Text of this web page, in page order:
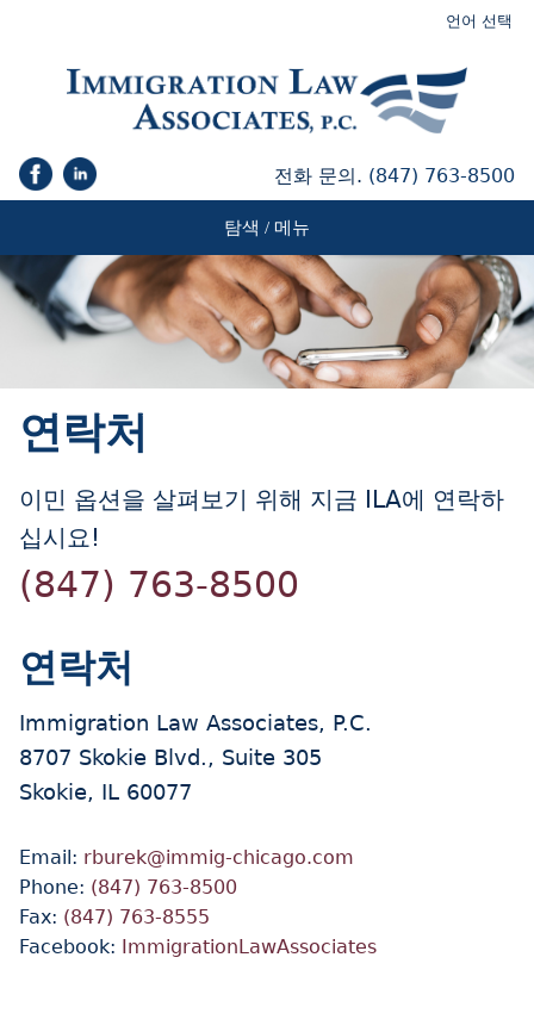
전화 문의. (847) 763-8500
언어 선택
탐색 / 메뉴
연락처
이민 옵션을 살펴보기 위해 지금 ILA에 연락하
십시요!
(847) 763-8500
연락처
Immigration Law Associates, P.C.
8707 Skokie Blvd., Suite 305
Skokie, IL 60077
Email: rburek@immig-chicago.com
Phone: (847) 763-8500
Fax: (847) 763-8555
Facebook: ImmigrationLawAssociates